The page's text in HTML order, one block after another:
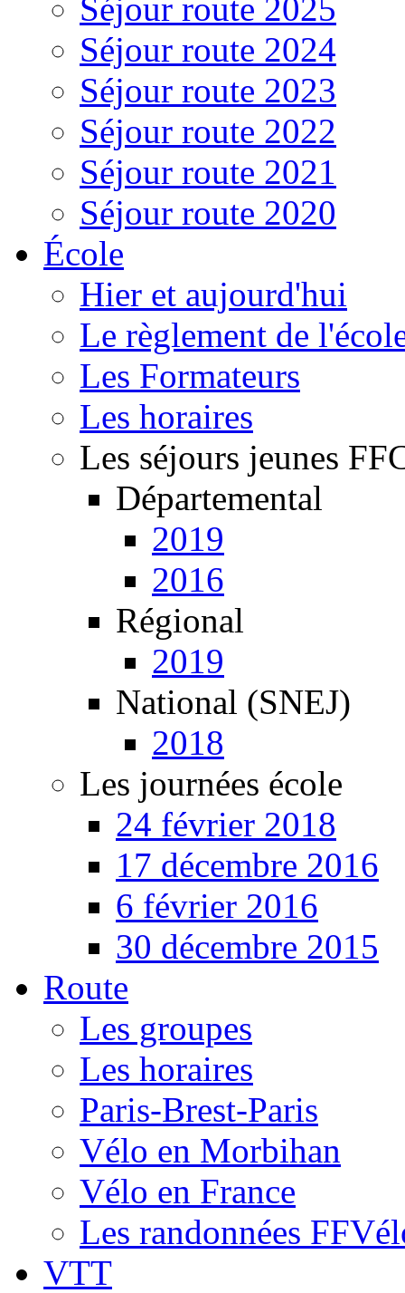
Séjour route 2025
Séjour route 2024
Séjour route 2023
Séjour route 2022
Séjour route 2021
Séjour route 2020
École
Hier et aujourd'hui
Le règlement de
Les Formateurs
Les horaires
Les séjours jeunes
Départemental
2019
2016
Régional
2019
National (SNEJ)
2018
Les journées école
24 février 2018
17 décembre 2016
6 février 2016
30 décembre 2015
Route
Les groupes
Les horaires
Paris-Brest-Paris
Vélo en Morbihan
Vélo en France
Les randonnées
VTT